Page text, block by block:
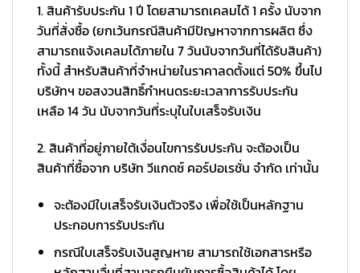
1. สินค้ารับประกัน 1 ปี โดยสามารถเคลมได้ 1 ครั้ง นับจาก
วันที่สั่งซื้อ (ยกเว้นกรณีสินค้ามีปัญหาจากการผลิต ซึ่ง
สามารถแจ้งเคลมได้ภายใน 7 วันนับจากวันที่ได้รับสินค้า)
ทั้งนี้ สำหรับสินค้าที่จำหน่ายในราคาลดตั้งแต่ 50% ขึ้นไป
บริษัทฯ ขอสงวนสิทธิ์กำหนดระยะเวลาการรับประกัน
เหลือ 14 วัน นับจากวันที่ระบุในใบเสร็จรับเงิน
2. สินค้าที่อยู่ภายใต้เงื่อนไขการรับประกัน จะต้องเป็น
สินค้าที่ซื้อจาก บริษัท วีแกดซ์ คอร์ปอเรชั่น จำกัด เท่านั้น
จะต้องมีใบเสร็จรับเงินตัวจริง เพื่อใช้เป็นหลักฐาน
ประกอบการรับประกัน
กรณีใบเสร็จรับเงินสูญหาย สามารถใช้เอกสารหรือ